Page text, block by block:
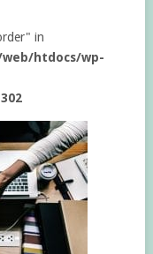
in
htdocs/wp-
302